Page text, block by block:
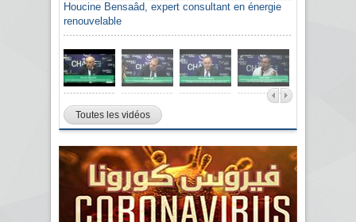
Houcine Bensaâd, expert consultant en énergie
renouvelable
Toutes les vidéos